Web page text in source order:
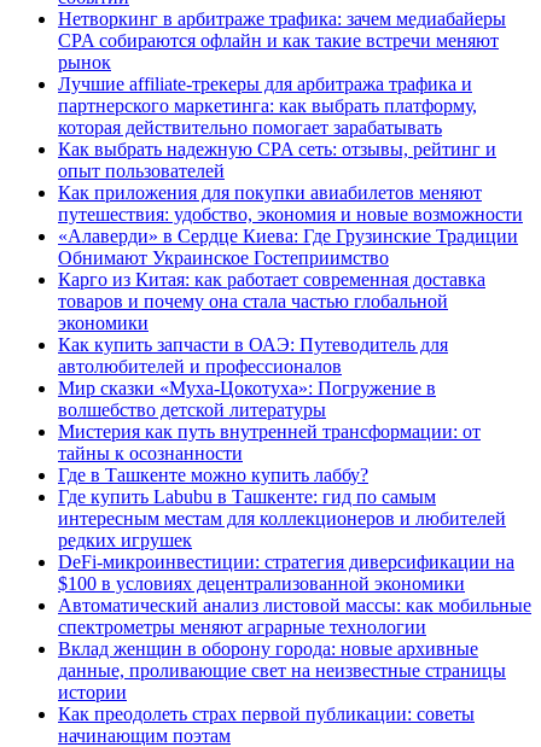
Нетворкинг в арбитраже трафика: зачем медиабайеры
CPA собираются офлайн и как такие встречи меняют
рынок
Лучшие affiliate-трекеры для арбитража трафика и
партнерского маркетинга: как выбрать платформу,
которая действительно помогает зарабатывать
Как выбрать надежную CPA сеть: отзывы, рейтинг и
опыт пользователей
Как приложения для покупки авиабилетов меняют
путешествия: удобство, экономия и новые возможности
«Алаверди» в Сердце Киева: Где Грузинские Традиции
Обнимают Украинское Гостеприимство
Карго из Китая: как работает современная доставка
товаров и почему она стала частью глобальной
экономики
Как купить запчасти в ОАЭ: Путеводитель для
автолюбителей и профессионалов
Мир сказки «Муха-Цокотуха»: Погружение в
волшебство детской литературы
Мистерия как путь внутренней трансформации: от
тайны к осознанности
Где в Ташкенте можно купить лаббу?
Где купить Labubu в Ташкенте: гид по самым
интересным местам для коллекционеров и любителей
редких игрушек
DeFi-микроинвестиции: стратегия диверсификации на
$100 в условиях децентрализованной экономики
Автоматический анализ листовой массы: как мобильные
спектрометры меняют аграрные технологии
Вклад женщин в оборону города: новые архивные
данные, проливающие свет на неизвестные страницы
истории
Как преодолеть страх первой публикации: советы
начинающим поэтам